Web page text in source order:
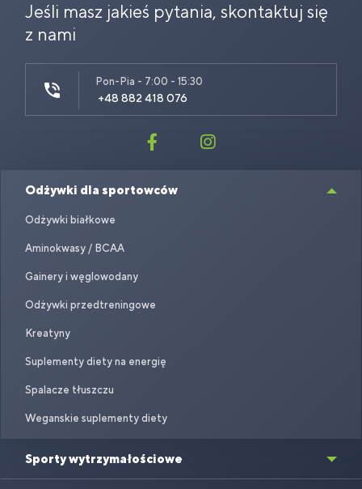
Jeśli masz jakieś pytania, skontaktuj się
z nami
Pon-Pia - 7:00 - 15:30
+48 882 418 076
Odżywki dla sportowców
Odżywki białkowe
Aminokwasy / BCAA
Gainery i węglowodany
Odżywki przedtreningowe
Kreatyny
Suplementy diety na energię
Spalacze tłuszczu
Weganskie suplementy diety
Sporty wytrzymałościowe